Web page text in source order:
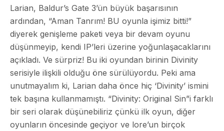
Larian, Baldur’s Gate 3’ün büyük başarısının
ardından, “Aman Tanrım! BU oyunla işimiz bitti!”
diyerek genişleme paketi veya bir devam oyunu
düşünmeyip, kendi IP’leri üzerine yoğunlaşacaklarını
açıkladı. Ve sürpriz! Bu iki oyundan birinin Divinity
serisiyle ilişkili olduğu öne sürülüyordu. Peki ama
unutmayalım ki, Larian daha önce hiç ‘Divinity’ ismini
tek başına kullanmamıştı. “Divinity: Original Sin”i farklı
bir seri olarak düşünebiliriz çünkü ilk oyun, diğer
oyunların öncesinde geçiyor ve lore’un birçok